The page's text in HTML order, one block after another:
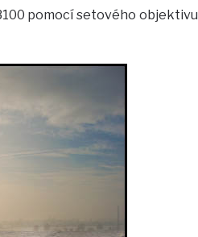
pomocí setového objektivu